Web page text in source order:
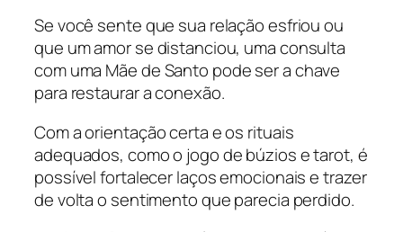
Se você sente que sua relação esfriou ou
que um amor se distanciou, uma consulta
com uma Mãe de Santo pode ser a chave
para restaurar a conexão.
Com a orientação certa e os rituais
adequados, como o jogo de búzios e tarot, é
possível fortalecer laços emocionais e trazer
de volta o sentimento que parecia perdido.